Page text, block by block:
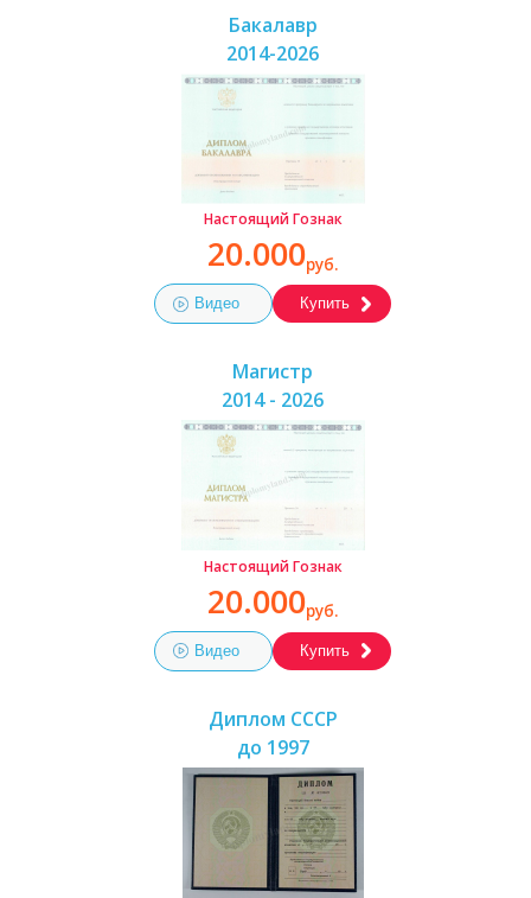
Бакалавр
2014-2026
Настоящий Гознак
20.000руб.
Видео Купить
Магистр
2014 - 2026
Настоящий Гознак
20.000руб.
Видео Купить
Диплом СССР
до 1997